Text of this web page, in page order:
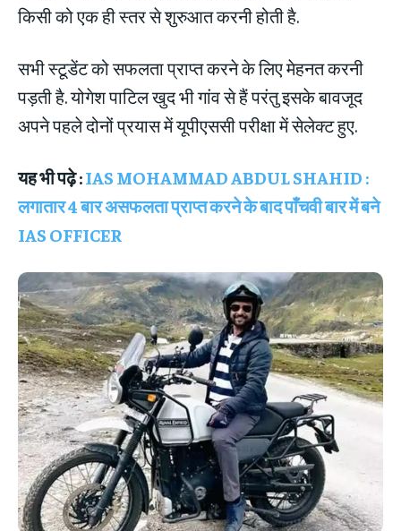
किसी को एक ही स्तर से शुरुआत करनी होती है.
सभी स्टूडेंट को सफलता प्राप्त करने के लिए मेहनत करनी
पड़ती है. योगेश पाटिल खुद भी गांव से हैं परंतु इसके बावजूद
अपने पहले दोनों प्रयास में यूपीएससी परीक्षा में सेलेक्ट हुए.
यह भी पढ़े :IAS MOHAMMAD ABDUL SHAHID :
लगातार 4 बार असफलता प्राप्त करने के बाद पाँचवी बार में बने
IAS OFFICER